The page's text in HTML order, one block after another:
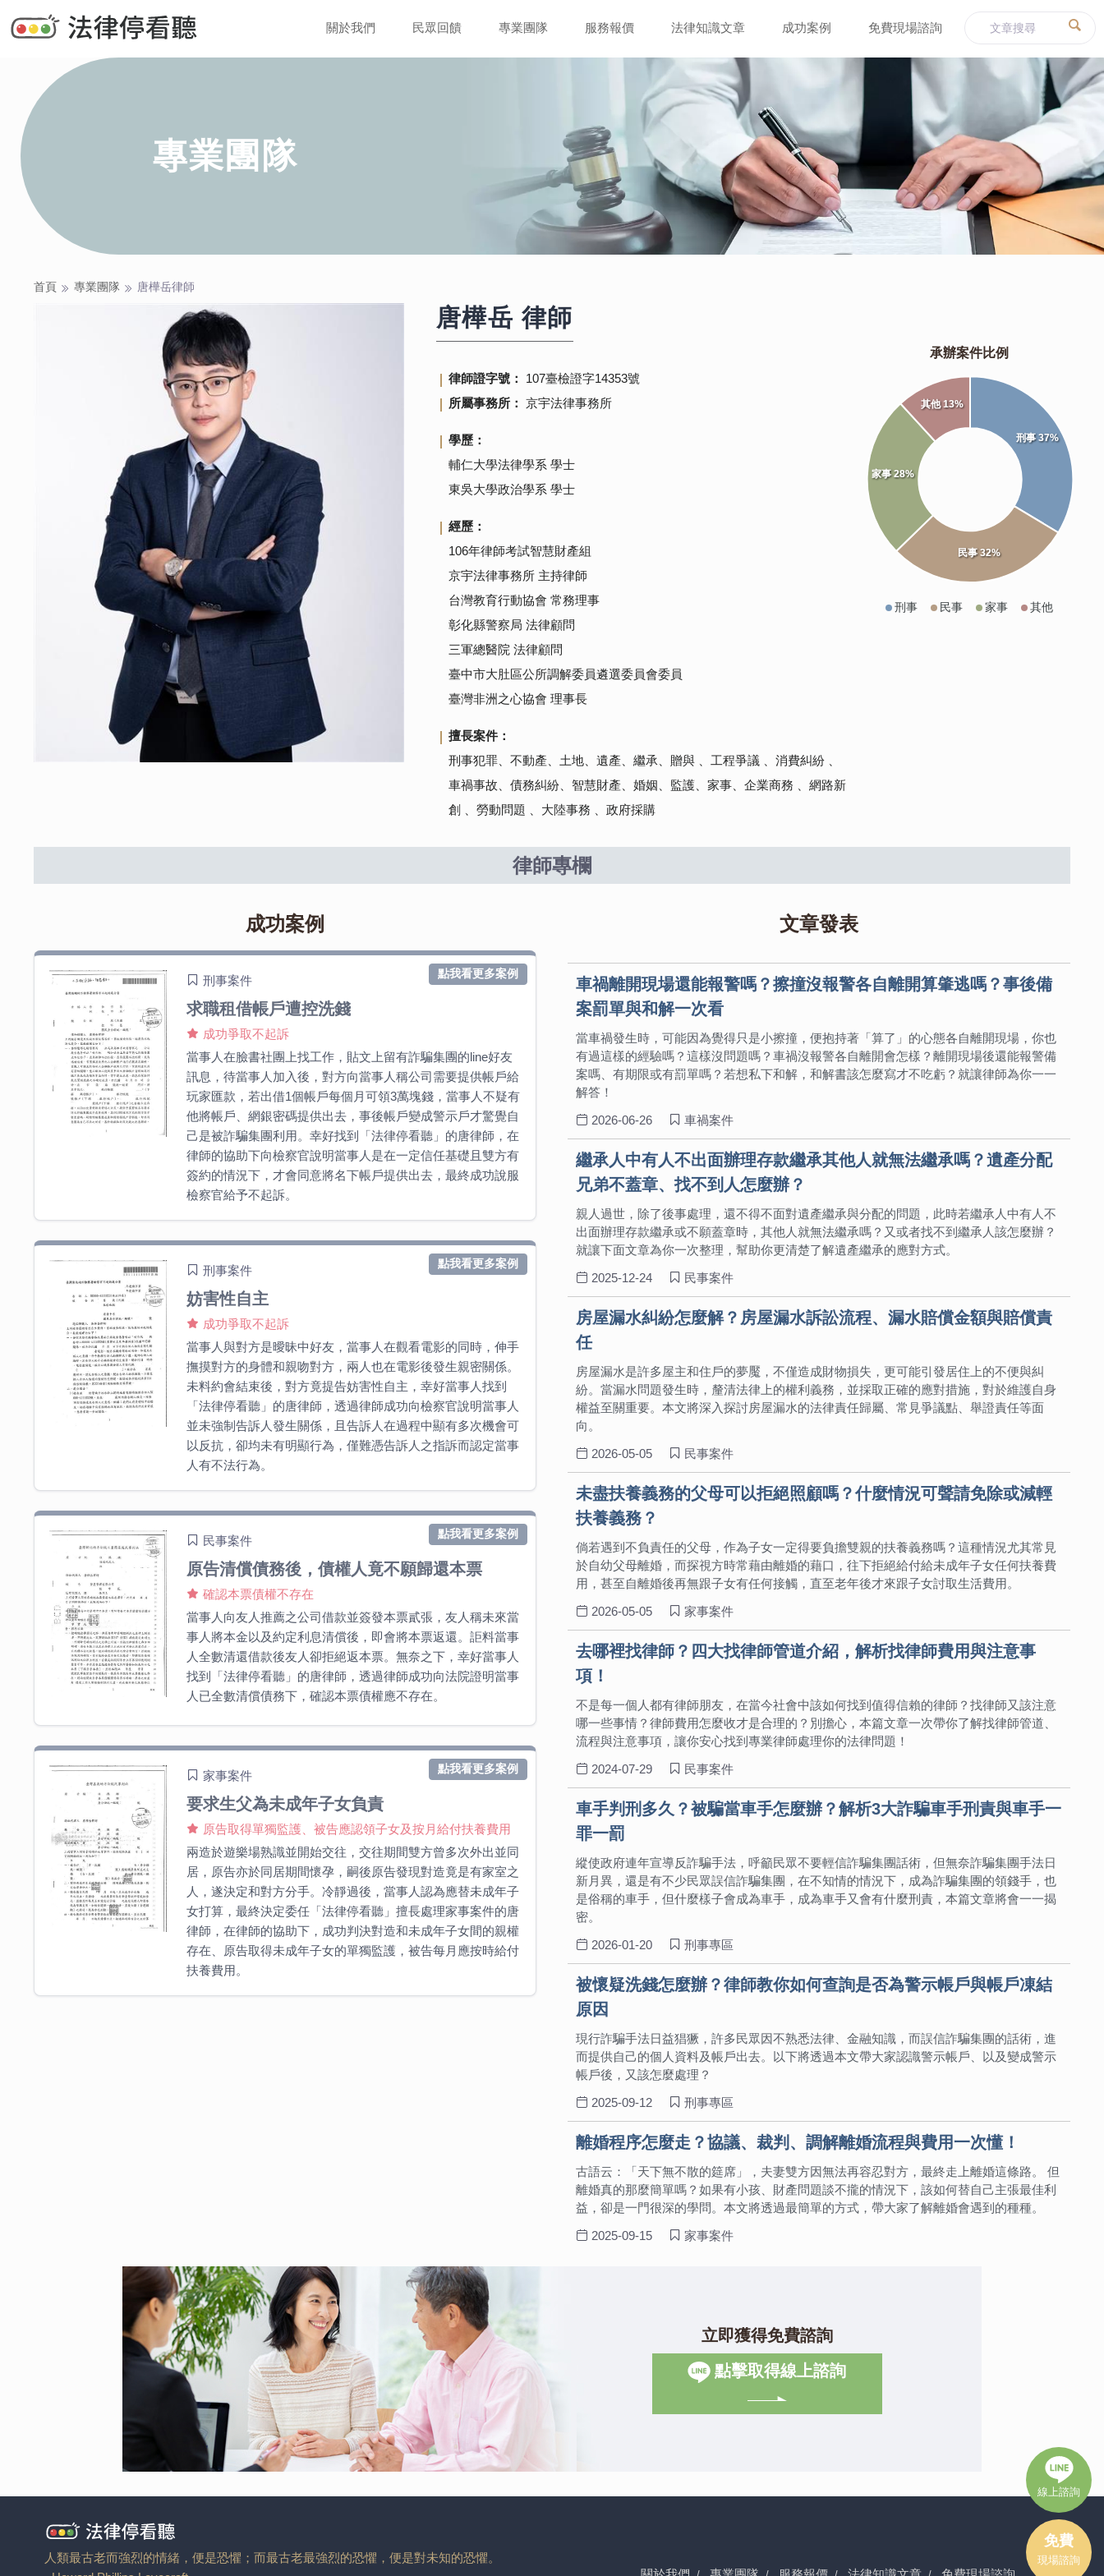
關於我們 民眾回饋 專業團隊 服務報價 法律知識文章 成功案例 免費現場諮詢
專業團隊
首頁 專業團隊 唐樺岳律師
唐樺岳 律師
律師證字號：
107臺檢證字14353號
所屬事務所： 京宇法律事務所
學歷：
輔仁大學法律學系 學士
東吳大學政治學系 學士
經歷：
106年律師考試智慧財產組
京宇法律事務所 主持律師
台灣教育行動協會 常務理事
彰化縣警察局 法律顧問
三軍總醫院 法律顧問
臺中市大肚區公所調解委員遴選委員會委員
臺灣非洲之心協會 理事長
擅長案件：
刑事犯罪、不動產、土地、遺產、繼承、贈與 、工程爭議 、消費糾紛 、
車禍事故、債務糾紛、智慧財產、婚姻、監護、家事、企業商務 、網路新
創 、勞動問題 、大陸事務 、政府採購
承辦案件比例
刑事 民事 家事 其他
刑事 37%
民事 32%
家事 28%
其他 13%
律師專欄
成功案例
刑事案件
求職租借帳戶遭控洗錢
成功爭取不起訴
當事人在臉書社團上找工作，貼文上留有詐騙集團的line好友
訊息，待當事人加入後，對方向當事人稱公司需要提供帳戶給
玩家匯款，若出借1個帳戶每個月可領3萬塊錢，當事人不疑有
他將帳戶、網銀密碼提供出去，事後帳戶變成警示戶才驚覺自
己是被詐騙集團利用。幸好找到「法律停看聽」的唐律師，在
律師的協助下向檢察官說明當事人是在一定信任基礎且雙方有
簽約的情況下，才會同意將名下帳戶提供出去，最終成功說服
檢察官給予不起訴。
點我看更多案例
刑事案件
妨害性自主
成功爭取不起訴
當事人與對方是曖昧中好友，當事人在觀看電影的同時，伸手
撫摸對方的身體和親吻對方，兩人也在電影後發生親密關係。
未料約會結束後，對方竟提告妨害性自主，幸好當事人找到
「法律停看聽」的唐律師，透過律師成功向檢察官說明當事人
並未強制告訴人發生關係，且告訴人在過程中顯有多次機會可
以反抗，卻均未有明顯行為，僅難憑告訴人之指訴而認定當事
人有不法行為。
點我看更多案例
民事案件
原告清償債務後，債權人竟不願歸還本票
確認本票債權不存在
當事人向友人推薦之公司借款並簽發本票貳張，友人稱未來當
事人將本金以及約定利息清償後，即會將本票返還。詎料當事
人全數清還借款後友人卻拒絕返本票。無奈之下，幸好當事人
找到「法律停看聽」的唐律師，透過律師成功向法院證明當事
人已全數清償債務下，確認本票債權應不存在。
點我看更多案例
家事案件
要求生父為未成年子女負責
原告取得單獨監護、被告應認領子女及按月給付扶養費用
兩造於遊樂場熟識並開始交往，交往期間雙方曾多次外出並同
居，原告亦於同居期間懷孕，嗣後原告發現對造竟是有家室之
人，遂決定和對方分手。冷靜過後，當事人認為應替未成年子
女打算，最終決定委任「法律停看聽」擅長處理家事案件的唐
律師，在律師的協助下，成功判決對造和未成年子女間的親權
存在、原告取得未成年子女的單獨監護，被告每月應按時給付
扶養費用。
點我看更多案例
文章發表
車禍離開現場還能報警嗎？擦撞沒報警各自離開算肇逃嗎？事後備
案罰單與和解一次看
當車禍發生時，可能因為覺得只是小擦撞，便抱持著「算了」的心態各自離開現場，你也
有過這樣的經驗嗎？這樣沒問題嗎？車禍沒報警各自離開會怎樣？離開現場後還能報警備
案嗎、有期限或有罰單嗎？若想私下和解，和解書該怎麼寫才不吃虧？就讓律師為你一一
解答！
2026-06-26
車禍案件
繼承人中有人不出面辦理存款繼承其他人就無法繼承嗎？遺產分配
兄弟不蓋章、找不到人怎麼辦？
親人過世，除了後事處理，還不得不面對遺產繼承與分配的問題，此時若繼承人中有人不
出面辦理存款繼承或不願蓋章時，其他人就無法繼承嗎？又或者找不到繼承人該怎麼辦？
就讓下面文章為你一次整理，幫助你更清楚了解遺產繼承的應對方式。
2025-12-24
民事案件
房屋漏水糾紛怎麼解？房屋漏水訴訟流程、漏水賠償金額與賠償責
任
房屋漏水是許多屋主和住戶的夢魘，不僅造成財物損失，更可能引發居住上的不便與糾
紛。當漏水問題發生時，釐清法律上的權利義務，並採取正確的應對措施，對於維護自身
權益至關重要。本文將深入探討房屋漏水的法律責任歸屬、常見爭議點、舉證責任等面
向。
2026-05-05
民事案件
未盡扶養義務的父母可以拒絕照顧嗎？什麼情況可聲請免除或減輕
扶養義務？
倘若遇到不負責任的父母，作為子女一定得要負擔雙親的扶養義務嗎？這種情況尤其常見
於自幼父母離婚，而探視方時常藉由離婚的藉口，往下拒絕給付給未成年子女任何扶養費
用，甚至自離婚後再無跟子女有任何接觸，直至老年後才來跟子女討取生活費用。
2026-05-05
家事案件
去哪裡找律師？四大找律師管道介紹，解析找律師費用與注意事
項！
不是每一個人都有律師朋友，在當今社會中該如何找到值得信賴的律師？找律師又該注意
哪一些事情？律師費用怎麼收才是合理的？別擔心，本篇文章一次帶你了解找律師管道、
流程與注意事項，讓你安心找到專業律師處理你的法律問題！
2024-07-29
民事案件
車手判刑多久？被騙當車手怎麼辦？解析3大詐騙車手刑責與車手一
罪一罰
縱使政府連年宣導反詐騙手法，呼籲民眾不要輕信詐騙集團話術，但無奈詐騙集團手法日
新月異，還是有不少民眾誤信詐騙集團，在不知情的情況下，成為詐騙集團的領錢手，也
是俗稱的車手，但什麼樣子會成為車手，成為車手又會有什麼刑責，本篇文章將會一一揭
密。
2026-01-20
刑事專區
被懷疑洗錢怎麼辦？律師教你如何查詢是否為警示帳戶與帳戶凍結
原因
現行詐騙手法日益猖獗，許多民眾因不熟悉法律、金融知識，而誤信詐騙集團的話術，進
而提供自己的個人資料及帳戶出去。以下將透過本文帶大家認識警示帳戶、以及變成警示
帳戶後，又該怎麼處理？
2025-09-12
刑事專區
離婚程序怎麼走？協議、裁判、調解離婚流程與費用一次懂！
古語云：「天下無不散的筵席」，夫妻雙方因無法再容忍對方，最終走上離婚這條路。 但
離婚真的那麼簡單嗎？如果有小孩、財產問題談不攏的情況下，該如何替自己主張最佳利
益，卻是一門很深的學問。本文將透過最簡單的方式，帶大家了解離婚會遇到的種種。
2025-09-15
家事案件
立即獲得免費諮詢
點擊取得線上諮詢
人類最古老而強烈的情緒，便是恐懼；而最古老最強烈的恐懼，便是對未知的恐懼。
線上諮詢
免費
現場諮詢